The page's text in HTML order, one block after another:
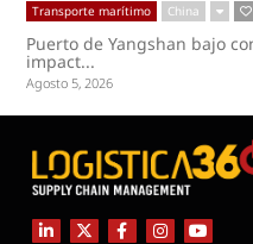
Transporte marítimo China
Puerto de Yangshan bajo
impact...
Agosto 5, 2026